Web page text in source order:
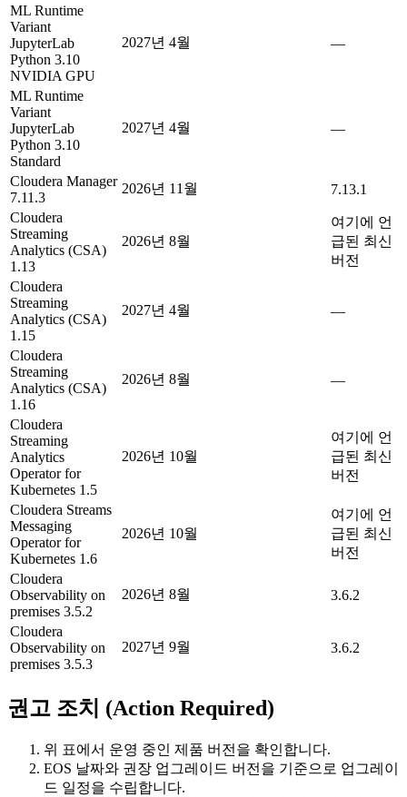
ML Runtime
Variant
JupyterLab
Python 3.10
NVIDIA GPU
2027년 4월 —
ML Runtime
Variant
JupyterLab
Python 3.10
Standard
2027년 4월 —
Cloudera Manager
7.11.3
2026년 11월
7.13.1
Cloudera
Streaming
Analytics (CSA)
1.13
2026년 8월
여기에 언
급된 최신
버전
Cloudera
Streaming
Analytics (CSA)
1.15
2027년 4월 —
Cloudera
Streaming
Analytics (CSA)
1.16
2026년 8월 —
Cloudera
Streaming
Analytics
Operator for
Kubernetes 1.5
2026년 10월
여기에 언
급된 최신
버전
Cloudera Streams
Messaging
Operator for
Kubernetes 1.6
2026년 10월
여기에 언
급된 최신
버전
Cloudera
Observability on
premises 3.5.2
2026년 8월 3.6.2
Cloudera
Observability on
premises 3.5.3
2027년 9월 3.6.2
권고 조치 (Action Required)
위 표에서 운영 중인 제품 버전을 확인합니다.
EOS 날짜와 권장 업그레이드 버전을 기준으로 업그레이
드 일정을 수립합니다.